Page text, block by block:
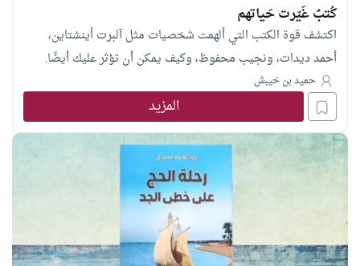
كُتبٌ غَيّرت حَياتهم
اكتشف قوة الكتب التي ألهمت شخصيات مثل آلبرت أينشتاين،
أحمد ديدات، ونجيب محفوظ، وكيف يمكن أن تؤثر عليك أيضًا.
حميد بن خيبش
المزيد